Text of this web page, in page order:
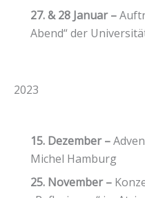
27. & 28 Januar –
Abend“ der
2023
15. Dezember –
Michel Hamburg
25. November –